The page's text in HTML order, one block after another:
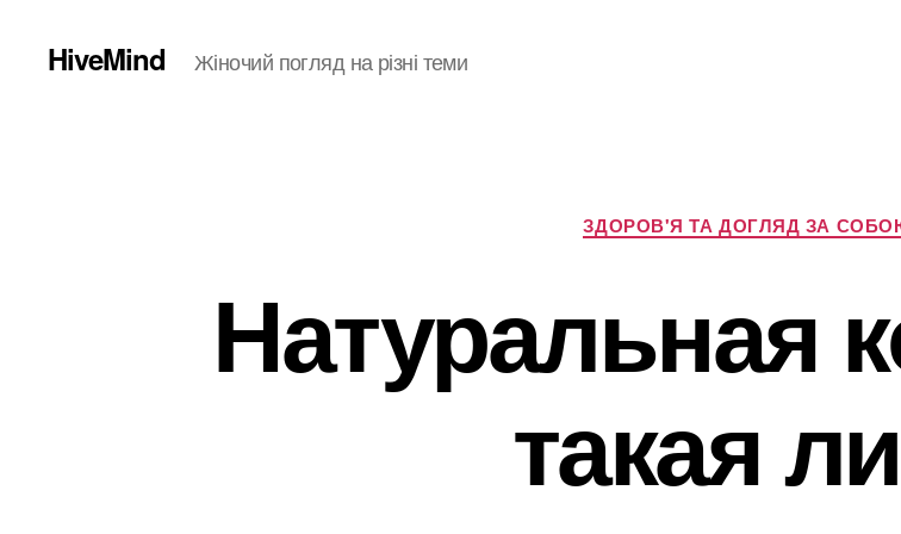
HiveMind Жіночий погляд на різні теми
Категорії
ЗДОРОВ'Я ТА ДОГЛЯД ЗА
Натуральная
такая